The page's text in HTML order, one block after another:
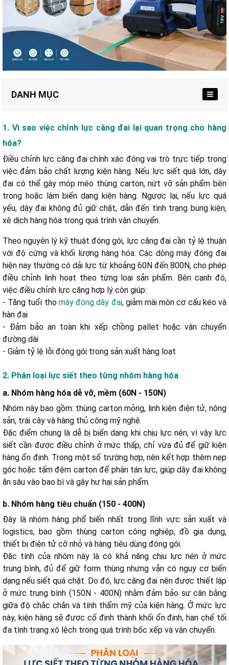
DANH MỤC
a. Nhóm hàng hóa dễ vỡ, mềm (60N - 150N)
c. Nhóm hàng hóa nặng, cứng (400N - 800N)
Bước 1: Thực hiện chạy thử nghiệm
Bước 2: Điều chỉnh thông số lực căng trên máy
Bước 3: Đánh giá kết quả sau khi điều chỉnh
Bước 4: Ghi nhận thông số tiêu chuẩn
1. Vì sao việc chỉnh lực căng đai lại quan trọng cho hàng
hóa?
Điều chỉnh lực căng đai chính xác đóng vai trò trực tiếp trong
việc đảm bảo chất lượng kiện hàng. Nếu lực siết quá lớn, dây
đai có thể gây móp méo thùng carton, nứt vỡ sản phẩm bên
trong hoặc làm biến dạng kiện hàng. Ngược lại, nếu lực quá
yếu, dây đai không đủ giữ chặt, dẫn đến tình trạng bung kiện,
xê dịch hàng hóa trong quá trình vận chuyển.
Theo nguyên lý kỹ thuật đóng gói, lực căng đai cần tỷ lệ thuận
với độ cứng và khối lượng hàng hóa. Các dòng máy đóng đai
hiện nay thường có dải lực từ khoảng 60N đến 800N, cho phép
điều chỉnh linh hoạt theo từng loại sản phẩm. Bên cạnh đó,
việc điều chỉnh lực căng hợp lý còn giúp:
- Tăng tuổi thọ máy đóng dây đai, giảm mài mòn cơ cấu kéo và
hàn đai
- Đảm bảo an toàn khi xếp chồng pallet hoặc vận chuyển
đường dài
- Giảm tỷ lệ lỗi đóng gói trong sản xuất hàng loạt
2. Phân loại lực siết theo từng nhóm hàng hóa
a. Nhóm hàng hóa dễ vỡ, mềm (60N - 150N)
Nhóm này bao gồm: thùng carton mỏng, linh kiện điện tử, nông
sản, trái cây và hàng thủ công mỹ nghệ.
Đặc điểm chung là dễ bị biến dạng khi chịu lực nén, vì vậy lực
siết cần được điều chỉnh ở mức thấp, chỉ vừa đủ để giữ kiện
hàng ổn định. Trong một số trường hợp, nên kết hợp thêm nẹp
góc hoặc tấm đệm carton để phân tán lực, giúp dây đai không
ăn sâu vào bao bì và gây hư hại sản phẩm.
b. Nhóm hàng tiêu chuẩn (150 - 400N)
Đây là nhóm hàng phổ biến nhất trong lĩnh vực sản xuất và
logistics, bao gồm thùng carton công nghiệp, đồ gia dụng,
thiết bị điện tử cỡ nhỏ và hàng tiêu dùng đóng gói.
Đặc tính của nhóm này là có khả năng chịu lực nén ở mức
trung bình, đủ để giữ form thùng nhưng vẫn có nguy cơ biến
dạng nếu siết quá chặt. Do đó, lực căng đai nên được thiết lập
ở mức trung bình (150N - 400N) nhằm đảm bảo sự cân bằng
giữa độ chắc chắn và tính thẩm mỹ của kiện hàng. Ở mức lực
này, kiện hàng sẽ được cố định thành khối ổn định, hạn chế tối
đa tình trạng xô lệch trong quá trình bốc xếp và vận chuyển.